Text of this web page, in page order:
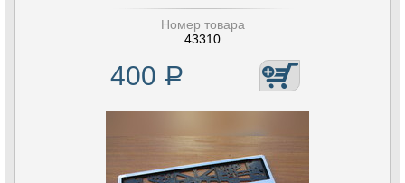
Номер товара
43310
400 Р